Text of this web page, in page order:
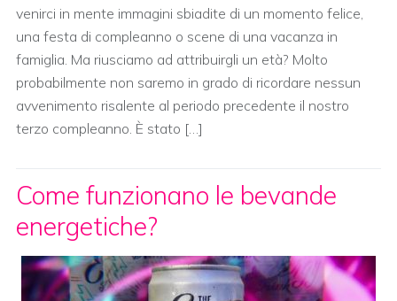
venirci in mente immagini sbiadite di un momento felice,
una festa di compleanno o scene di una vacanza in
famiglia. Ma riusciamo ad attribuirgli un età? Molto
probabilmente non saremo in grado di ricordare nessun
avvenimento risalente al periodo precedente il nostro
terzo compleanno. È stato […]
Come funzionano le bevande
energetiche?